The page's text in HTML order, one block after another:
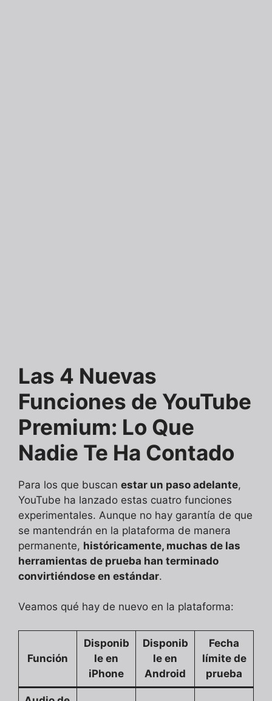
Las 4 Nuevas
Funciones de YouTube
Premium: Lo Que
Nadie Te Ha Contado
Para los que buscan estar un paso adelante,
YouTube ha lanzado estas cuatro funciones
experimentales. Aunque no hay garantía de que
se mantendrán en la plataforma de manera
permanente, históricamente, muchas de las
herramientas de prueba han terminado
convirtiéndose en estándar.
Veamos qué hay de nuevo en la plataforma:
Función
Disponib
le en
iPhone
Disponib
le en
Android
Fecha
límite de
prueba